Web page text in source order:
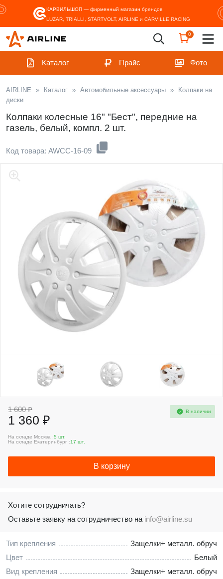
КАРВИЛЬШОП — фирменный магазин брендов
LUZAR, TRIALLI, STARTVOLT, AIRLINE и CARVILLE RACING
0
Каталог Прайс Фото
AIRLINE » Каталог » Автомобильные аксессуары »
Колпаки на
диски
Колпаки колесные 16" "Бест", передние на
газель, белый, компл. 2 шт.
Код товара: AWCC-16-09
Тип крепления
Защелки+ металл. обруч
Цвет
Белый
Вид крепления
Защелки+ металл. обруч
1 600 ₽
1 360 ₽
В наличии
На складе Москва :5 шт.
На складе Екатеринбург :17 шт.
В корзину
Хотите сотрудничать?
Оставьте заявку на сотрудничество на info@airline.su